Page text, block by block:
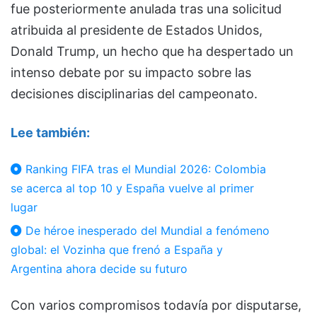
fue posteriormente anulada tras una solicitud
atribuida al presidente de Estados Unidos,
Donald Trump, un hecho que ha despertado un
intenso debate por su impacto sobre las
decisiones disciplinarias del campeonato.
Lee también:
Ranking FIFA tras el Mundial 2026: Colombia
se acerca al top 10 y España vuelve al primer
lugar
De héroe inesperado del Mundial a fenómeno
global: el Vozinha que frenó a España y
Argentina ahora decide su futuro
Con varios compromisos todavía por disputarse,